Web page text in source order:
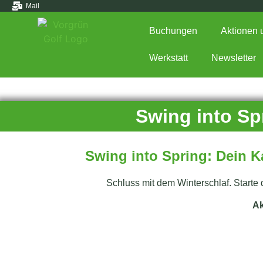
Mail
Buchungen Aktionen
Werkstatt Newsletter
Swing into
Swing into Spring: Dein
Schluss mit dem Winterschlaf.